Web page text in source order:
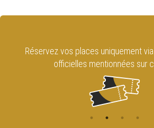
Réservez vos places uniquement
officielles mentionnées sur